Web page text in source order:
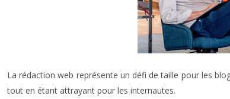
La rédaction web représente un défi de taille pour les
tout en étant attrayant pour les internautes.